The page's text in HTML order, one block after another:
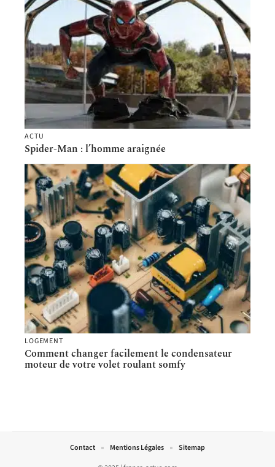
ACTU
Spider-Man : l’homme araignée
LOGEMENT
Comment changer facilement le condensateur
moteur de votre volet roulant somfy
Contact Mentions Légales Sitemap